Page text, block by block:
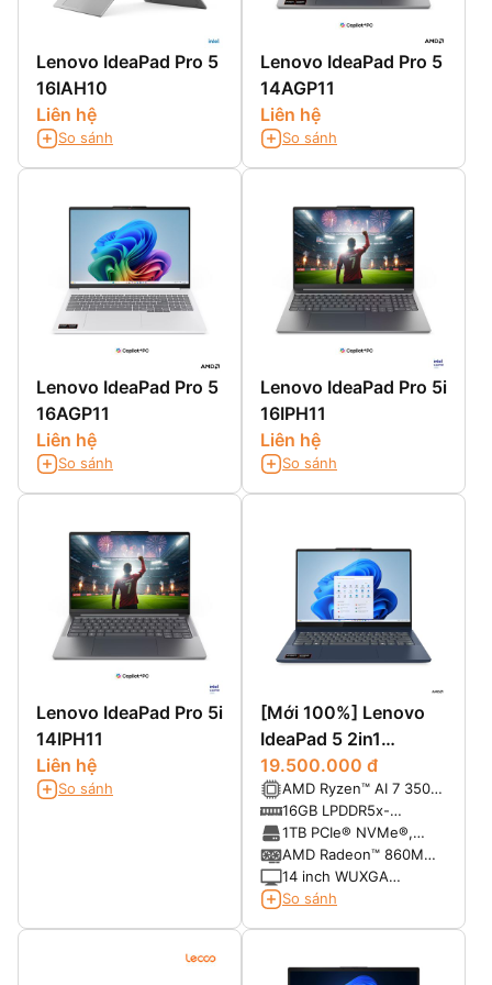
Lenovo IdeaPad Pro 5
16IAH10
Liên hệ
So sánh
Lenovo IdeaPad Pro 5
14AGP11
Liên hệ
So sánh
Lenovo IdeaPad Pro 5
16AGP11
Liên hệ
So sánh
Lenovo IdeaPad Pro 5i
16IPH11
Liên hệ
So sánh
Lenovo IdeaPad Pro 5i
14IPH11
Liên hệ
So sánh
[Mới 100%] Lenovo
IdeaPad 5 2in1
14AKP10 (Ryzen AI 7
350, Ram 16GB SSD
1TB, 14 inch FHD+
Touch)
19.500.000 đ
AMD Ryzen™ AI 7 350
(8 Cores / 16 Threads,
Turbo 5.0 GHz )
16GB LPDDR5x-
7500MHz (onboard)
1TB PCIe® NVMe®,
PCIe® 4.0 x4
AMD Radeon™ 860M
Integrated
14 inch WUXGA
(1920x1200), Multi-
So sánh